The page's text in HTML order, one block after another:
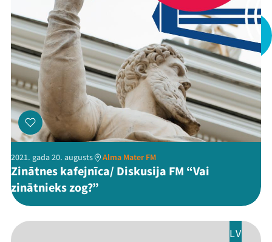
Viņi bija LAMPĀ 2026
Jaunumi
Ziedo
Veikals
2021. gada 20. augusts Alma Mater FM
Zinātnes kafejnīca/ Diskusija FM “Vai
zinātnieks zog?”
LV